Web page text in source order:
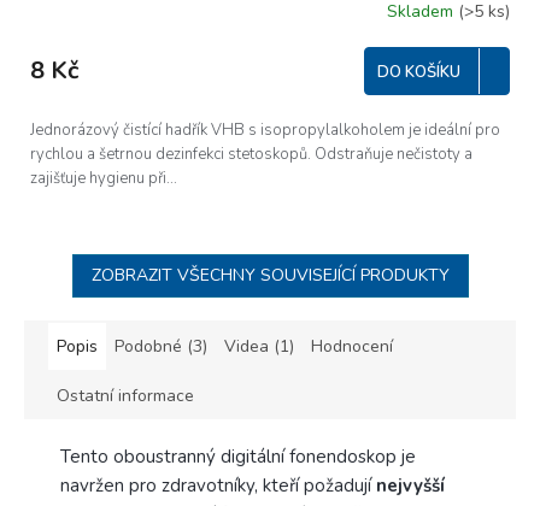
Skladem (>5 ks)
8 Kč DO KOŠÍKU
Jednorázový čistící hadřík VHB s isopropylalkoholem je ideální pro
rychlou a šetrnou dezinfekci stetoskopů. Odstraňuje nečistoty a
zajišťuje hygienu při...
ZOBRAZIT VŠECHNY SOUVISEJÍCÍ PRODUKTY
Popis Podobné (3) Videa (1) Hodnocení
Ostatní informace
Tento oboustranný digitální fonendoskop je
navržen pro zdravotníky, kteří požadují nejvyšší